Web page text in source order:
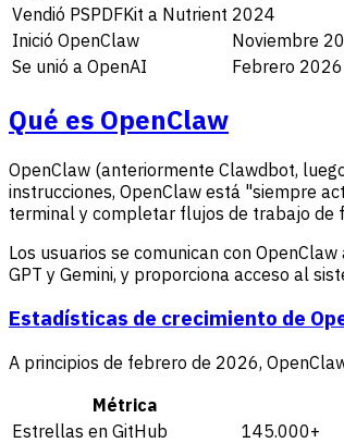
Vendió PSPDFKit a Nutrient 2024
Inició OpenClaw
Noviembre
Se unió a OpenAI
Febrero 2026
Qué es OpenClaw
OpenClaw (anteriormente Clawdbot,
instrucciones, OpenClaw está "siempre
terminal y completar flujos de trabajo de
Los usuarios se comunican con
GPT y Gemini, y proporciona acceso al
Estadísticas de crecimiento de
A principios de febrero de 2026,
Métrica
Estrellas en GitHub
145.000+